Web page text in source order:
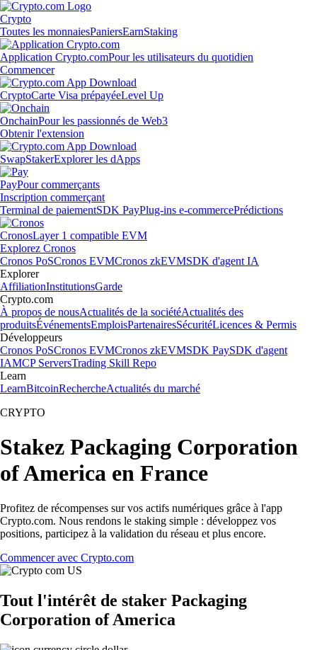
Crypto
Toutes les monnaiesPaniersEarnStaking
Application Crypto.comPour les utilisateurs du quotidien
Commencer
CryptoCarte Visa prépayéeLevel Up
OnchainPour les passionnés de Web3
Obtenir l'extension
SwapStakerExplorer les dApps
PayPour commerçants
Inscription commerçant
Terminal de paiementSDK PayPlug-ins e-commercePrédictions
CronosLayer 1 compatible EVM
Explorez Cronos
Cronos PoSCronos EVMCronos zkEVMSDK d'agent IA
Explorer
AffiliationInstitutionsGarde
Crypto.com
À propos de nousActualités de la sociétéActualités des
produitsÉvénementsEmploisPartenairesSécuritéLicences & Permis
Développeurs
Cronos PoSCronos EVMCronos zkEVMSDK PaySDK d'agent
IAMCP ServersTrading Skill Repo
Learn
LearnBitcoinRechercheActualités du marché
CRYPTO
Stakez Packaging Corporation
of America en France
Profitez de récompenses sur vos actifs numériques grâce à l'app
Crypto.com. Nous rendons le staking simple : développez vos
positions, participez à la validation du réseau et plus encore.
Commencer avec Crypto.com
Tout l'intérêt de staker Packaging
Corporation of America